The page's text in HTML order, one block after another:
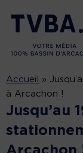
Accueil »
à Arcachon !
Jusqu’au